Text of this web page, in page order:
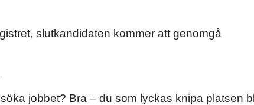
slutkandidaten kommer att genomgå
jobbet? Bra – du som lyckas knipa platsen